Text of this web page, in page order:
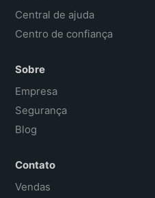
Central de ajuda
Centro de confiança
Sobre
Empresa
Segurança
Blog
Contato
Vendas